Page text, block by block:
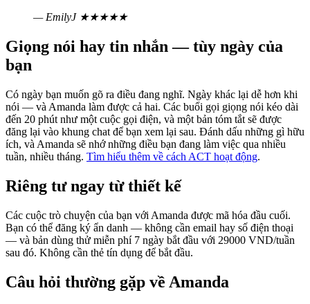
— EmilyJ ★★★★★
Giọng nói hay tin nhắn — tùy ngày của
bạn
Có ngày bạn muốn gõ ra điều đang nghĩ. Ngày khác lại dễ hơn khi
nói — và Amanda làm được cả hai. Các buổi gọi giọng nói kéo dài
đến 20 phút như một cuộc gọi điện, và một bản tóm tắt sẽ được
đăng lại vào khung chat để bạn xem lại sau. Đánh dấu những gì hữu
ích, và Amanda sẽ nhớ những điều bạn đang làm việc qua nhiều
tuần, nhiều tháng. Tìm hiểu thêm về cách ACT hoạt động.
Riêng tư ngay từ thiết kế
Các cuộc trò chuyện của bạn với Amanda được mã hóa đầu cuối.
Bạn có thể đăng ký ẩn danh — không cần email hay số điện thoại
— và bản dùng thử miễn phí 7 ngày bắt đầu với 29000 VND/tuần
sau đó. Không cần thẻ tín dụng để bắt đầu.
Câu hỏi thường gặp về Amanda